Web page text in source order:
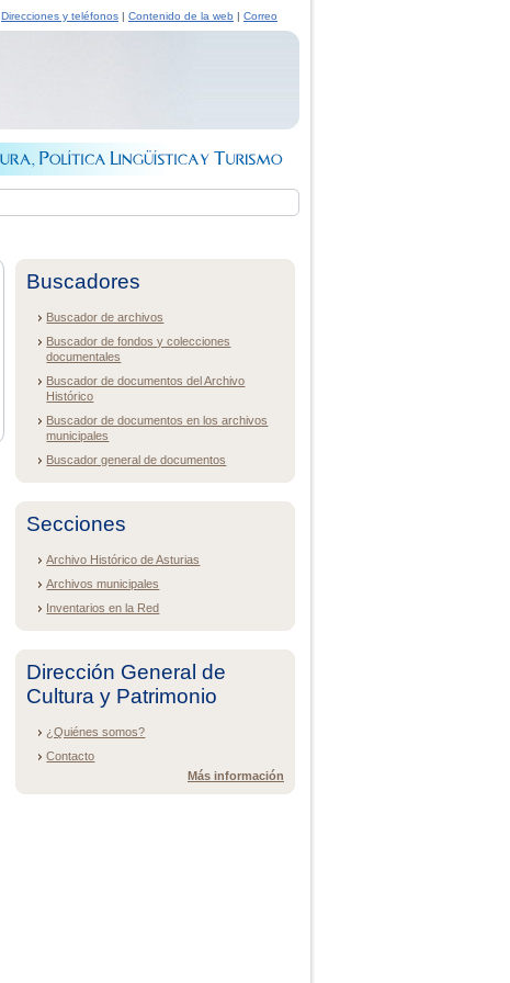
Direcciones y teléfonos | Contenido de la web | Correo
Buscadores
Buscador de archivos
Buscador de fondos y colecciones
documentales
Buscador de documentos del Archivo
Histórico
Buscador de documentos en los archivos
municipales
Buscador general de documentos
Secciones
Archivo Histórico de Asturias
Archivos municipales
Inventarios en la Red
Dirección General de
Cultura y Patrimonio
¿Quiénes somos?
Contacto
Más información